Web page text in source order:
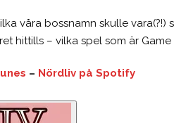
våra bossnamn skulle vara(?!)
hittills – vilka spel som är Game
– Nördliv på Spotify